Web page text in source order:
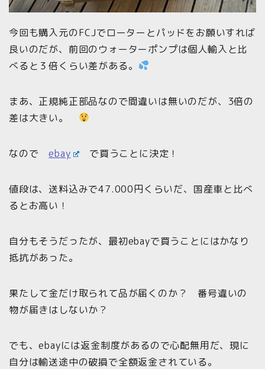
今回も購入元のFCJでローターとパッドをお願いすれば
良いのだが、前回のウォーターポンプは個人輸入と比
べると３倍くらい差がある。
まあ、正規純正部品なので間違いは無いのだが、3倍の
差は大きい。
なのでebay で買うことに決定！
値段は、送料込みで47.000円くらいだ、国産車と比べ
るとお高い！
自分もそうだったが、最初ebayで買うことにはかなり
抵抗があった。
果たして金だけ取られて品が届くのか？ 番号違いの
物が届きはしないか？
でも、ebayには返金制度があるので心配無用だ、現に
自分は輸送途中の破損で全額返金されている。